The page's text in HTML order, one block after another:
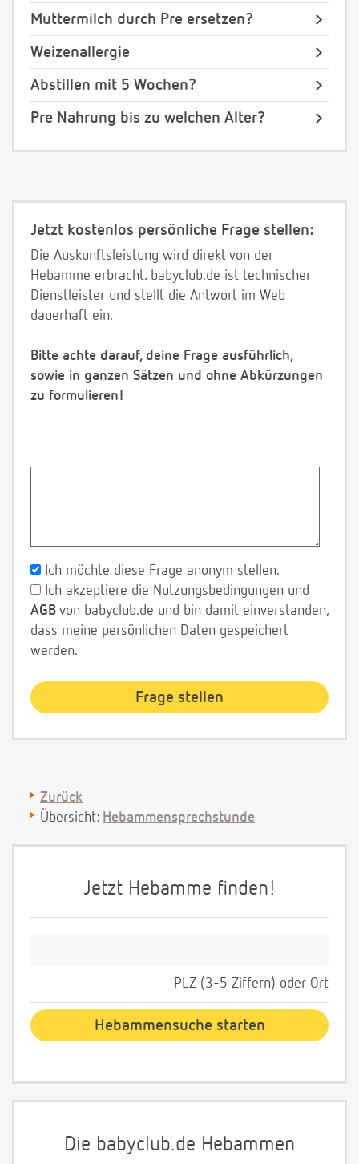
Muttermilch durch Pre ersetzen?
Weizenallergie
Abstillen mit 5 Wochen?
Pre Nahrung bis zu welchen Alter?
Jetzt kostenlos persönliche Frage stellen:
Die Auskunftsleistung wird direkt von der
Hebamme erbracht. babyclub.de ist technischer
Dienstleister und stellt die Antwort im Web
dauerhaft ein.
Bitte achte darauf, deine Frage ausführlich,
sowie in ganzen Sätzen und ohne Abkürzungen
zu formulieren!
Ich möchte diese Frage anonym stellen.
Ich akzeptiere die Nutzungsbedingungen und
AGB von babyclub.de und bin damit einverstanden,
dass meine persönlichen Daten gespeichert
werden.
Zurück
Übersicht: Hebammensprechstunde
Jetzt Hebamme finden!
PLZ (3-5 Ziffern) oder Ort
Die babyclub.de Hebammen